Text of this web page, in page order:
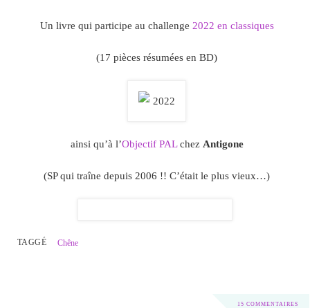
Un livre qui participe au challenge 2022 en classiques
(17 pièces résumées en BD)
ainsi qu’à l’Objectif PALchez Antigone
(SP qui traîne depuis 2006 !! C’était le plus vieux…)
TAGGÉ Chêne
15 COMMENTAIRES